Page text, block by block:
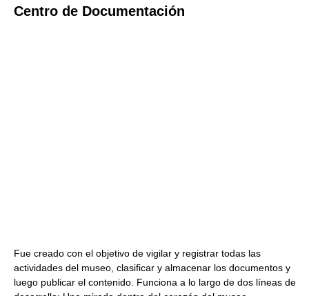
Centro de Documentación
Fue creado con el objetivo de vigilar y registrar todas las
actividades del museo, clasificar y almacenar los documentos y
luego publicar el contenido. Funciona a lo largo de dos líneas de